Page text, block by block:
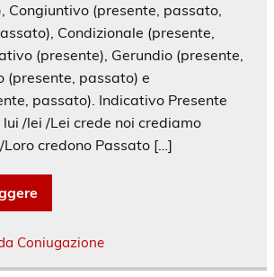
Congiuntivo (presente, passato,
Condizionale (presente,
(presente), Gerundio (presente,
(presente, passato) e
passato). Indicativo Presente
/lei /Lei crede noi crediamo
credono Passato […]
Coniugazione